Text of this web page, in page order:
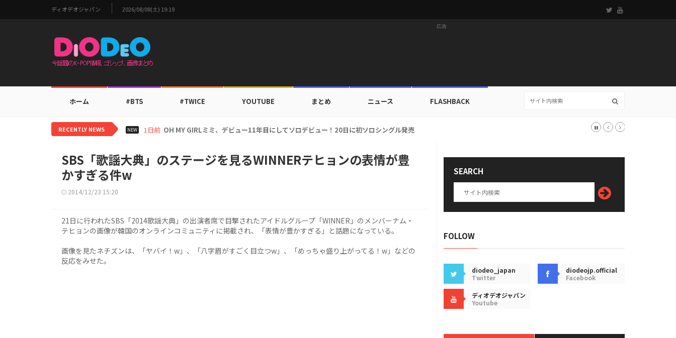
ディオデオジャパン 2026/08/08(土) 19:19
広告
ホーム #BTS #TWICE YOUTUBE まとめ ニュース FLASHBACK
RECENTLY NEWS NEW 1日前 BTS V、ワールドカップ出入証を公開…証明写真でも完璧なビジュアル！
SBS「歌謡大典」のステージを見るWINNERテヒョンの表情が豊
かすぎる件w
2014/12/23 15:20
21日に行われたSBS「2014歌謡大典」の出演者席で目撃されたアイドルグループ「WINNER」のメンバーナム・
テヒョンの画像が韓国のオンラインコミュニティに掲載され、「表情が豊かすぎる」と話題になっている。
画像を見たネチズンは、「ヤバイ！w」、「八字眉がすごく目立つw」、「めっちゃ盛り上がってる！w」などの
反応をみせた。
SEARCH
FOLLOW
diodeo_japan
Twitter
diodeojp.official
Facebook
ディオデオジャパン
Youtube